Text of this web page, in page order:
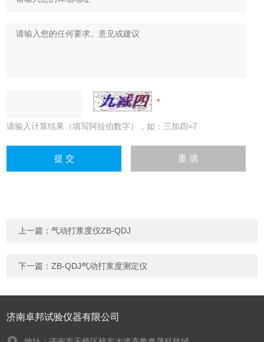
请输入计算结果（填写阿拉伯数字），如：三加四=7
上一篇：气动打浆度仪ZB-QDJ
下一篇：ZB-QDJ气动打浆度测定仪
济南卓邦试验仪器有限公司